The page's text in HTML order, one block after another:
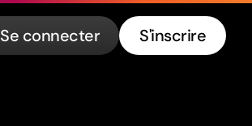
Se connecter S'inscrire